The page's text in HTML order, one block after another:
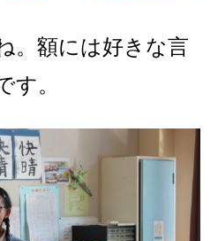
。額には好きな言
す。